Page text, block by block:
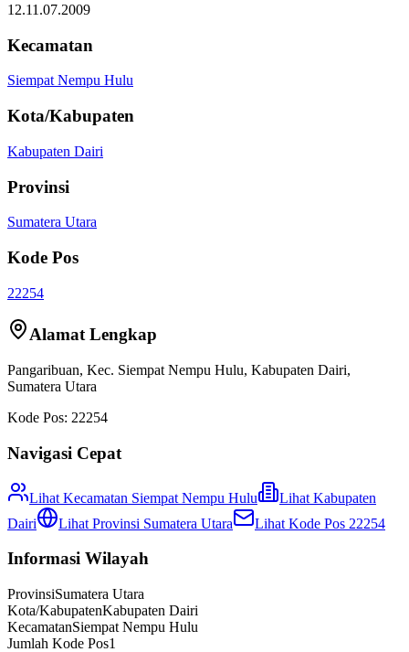
12.11.07.2009
Kecamatan
Siempat Nempu Hulu
Kota/Kabupaten
Kabupaten Dairi
Provinsi
Sumatera Utara
Kode Pos
22254
Alamat Lengkap
Pangaribuan, Kec. Siempat Nempu Hulu, Kabupaten Dairi,
Sumatera Utara
Kode Pos: 22254
Navigasi Cepat
Lihat Kecamatan Siempat Nempu Hulu Lihat Kabupaten
Dairi
Lihat Provinsi Sumatera Utara Lihat Kode Pos 22254
Informasi Wilayah
ProvinsiSumatera Utara
Kota/KabupatenKabupaten Dairi
KecamatanSiempat Nempu Hulu
Jumlah Kode Pos1